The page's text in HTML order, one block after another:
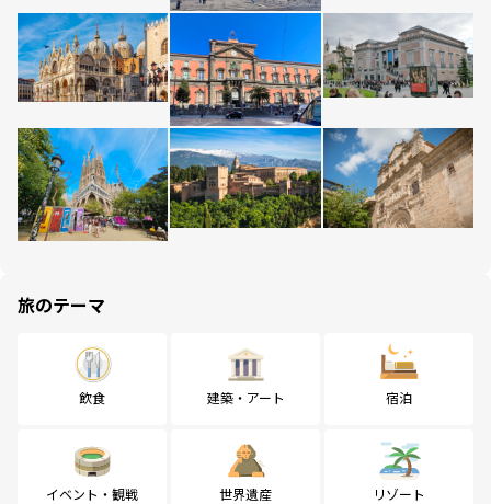
旅のテーマ
飲食 建築・アート 宿泊
イベント・観戦 世界遺産 リゾート